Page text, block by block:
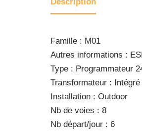
Famille : M01
Autres informations :
Type : Programmateur
Transformateur : Intégré
Installation : Outdoor
Nb de voies : 8
Nb départ/jour : 6